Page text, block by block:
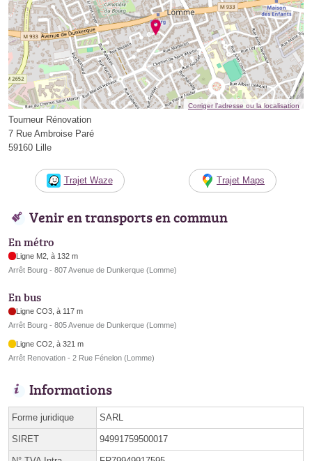
Corriger l’adresse ou la localisation
Tourneur Rénovation
7 Rue Ambroise Paré
59160 Lille
Trajet Waze Trajet Maps
Venir en transports en commun
En métro
Ligne M2, à 132 m
Arrêt Bourg - 807 Avenue de Dunkerque (Lomme)
En bus
Ligne CO3, à 117 m
Arrêt Bourg - 805 Avenue de Dunkerque (Lomme)
Ligne CO2, à 321 m
Arrêt Renovation - 2 Rue Fénelon (Lomme)
Informations
Forme juridique SARL
SIRET 94991759500017